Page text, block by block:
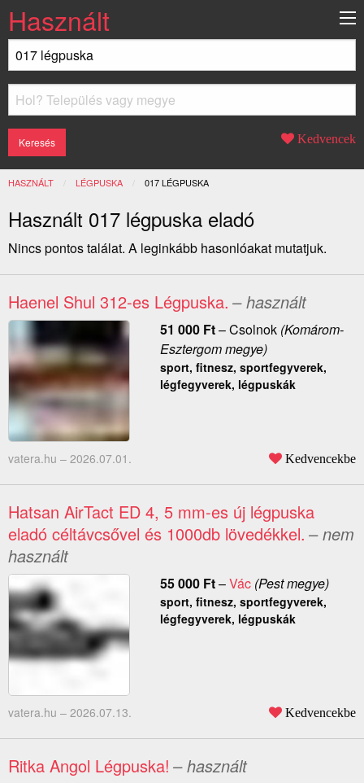
Használt
Kedvencek
HASZNÁLT LÉGPUSKA JELENLEGI:
017 LÉGPUSKA
Használt 017 légpuska eladó
Nincs pontos találat. A leginkább hasonlóakat mutatjuk.
Haenel Shul 312-es Légpuska. – használt
51 000 Ft–Csolnok(Komárom-
Esztergom megye)
sport, fitnesz, sportfegyverek,
légfegyverek, légpuskák
vatera.hu – 2026.07.01. Kedvencekbe
Hatsan AirTact ED 4, 5 mm-es új légpuska
eladó céltávcsővel és 1000db lövedékkel. – nem
használt
55 000 Ft–Vác(Pest megye)
sport, fitnesz, sportfegyverek,
légfegyverek, légpuskák
vatera.hu – 2026.07.13. Kedvencekbe
Ritka Angol Légpuska! – használt